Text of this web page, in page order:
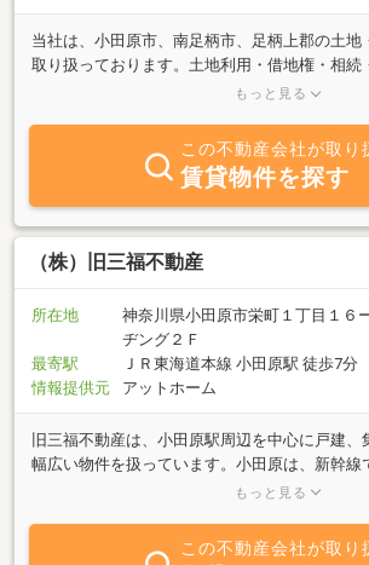
当社は、小田原市、南足柄市、足柄上郡の土地
取り扱っております。土地利用・借地権・相続
取りも強化しておりますので、無料相談、無料
ておりますので、建物の新築・リフォーム、お
成工事まで、幅広いサービスを提供しておりま
原駅より歩いて８分程のところにございますが
かりにくいかと思います。まずはお電話頂けた
しております！！
もっと見る
この不動産会社が取り
賃貸物件を探す
（株）旧三福不動産
所在地
神奈川県小田原市栄町１丁目１６
ヂング２Ｆ
最寄駅
ＪＲ東海道本線 小田原駅 徒歩7分
情報提供元
アットホーム
旧三福不動産は、小田原駅周辺を中心に戸建
幅広い物件を扱っています。小田原は、新幹線
ける駅周辺の便利なエリアと、富士山や海、山
イルに合わせて、そのひとらしい小田原での暮
ージして物件をご紹介していきたいと考えてい
もっと見る
この不動産会社が取り